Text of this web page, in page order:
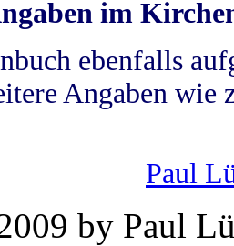
im
ebenfalls
Angaben wie
Paul
by Paul